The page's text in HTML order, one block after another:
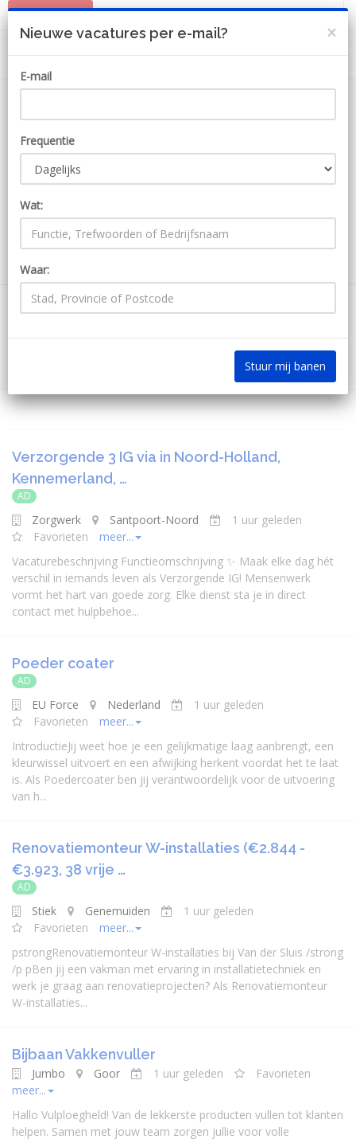
PLAATS JOB MIJN ACCOUNT
ZOEKEN
1612 Jobs bij Jumbo
Verzorgende 3 IG via in Noord-Holland,
Kennemerland, …
AD
Zorgwerk Santpoort-Noord
1 uur geleden
Favorieten
meer...
Vacaturebeschrijving Functieomschrijving ✨ Maak elke dag hét
verschil in iemands leven als Verzorgende IG! Mensenwerk
vormt het hart van goede zorg. Elke dienst sta je in direct
contact met hulpbehoe...
Poeder coater
AD
EU Force Nederland
1 uur geleden
Favorieten
meer...
IntroductieJij weet hoe je een gelijkmatige laag aanbrengt, een
kleurwissel uitvoert en een afwijking herkent voordat het te laat
is. Als Poedercoater ben jij verantwoordelijk voor de uitvoering
van h...
Renovatiemonteur W-installaties (€2.844 -
€3.923, 38 vrije …
AD
Stiek Genemuiden
1 uur geleden
Favorieten
meer...
pstrongRenovatiemonteur W-installaties bij Van der Sluis /strong
/p pBen jij een vakman met ervaring in installatietechniek en
werk je graag aan renovatieprojecten? Als Renovatiemonteur
W-installaties...
Bijbaan Vakkenvuller
Jumbo Goor 1 uur geleden
Favorieten
meer...
Hallo Vulploegheld! Van de lekkerste producten vullen tot klanten
helpen. Samen met jouw team zorgen jullie voor volle
×
Nieuwe vacatures per e-mail?
E-mail
Frequentie
Wat:
Waar:
Stuur mij banen